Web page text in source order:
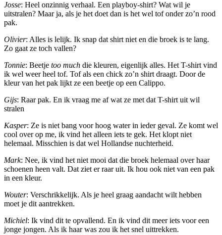
Josse: Heel onzinnig verhaal. Een playboy-shirt? Wat wil je
uitstralen? Maar ja, als je het doet dan is het wel tof onder zo’n rood
pak.
Olivier: Alles is lelijk. Ik snap dat shirt niet en die broek is te lang.
Zo gaat ze toch vallen?
Tonnie: Beetje too much die kleuren, eigenlijk alles. Het T-shirt vind
ik wel weer heel tof. Tof als een chick zo’n shirt draagt. Door de
kleur van het pak lijkt ze een beetje op een Calippo.
Gijs: Raar pak. En ik vraag me af wat ze met dat T-shirt uit wil
stralen
Kasper: Ze is niet bang voor hoog water in ieder geval. Ze komt wel
cool over op me, ik vind het alleen iets te gek. Het klopt niet
helemaal. Misschien is dat wel Hollandse nuchterheid.
Mark: Nee, ik vind het niet mooi dat die broek helemaal over haar
schoenen heen valt. Dat ziet er raar uit. Ik hou ook niet van een pak
in een kleur.
Wouter: Verschrikkelijk. Als je heel graag aandacht wilt hebben
moet je dit aantrekken.
Michiel: Ik vind dit te opvallend. En ik vind dit meer iets voor een
jonge jongen. Als ik haar was zou ik het snel uittrekken.